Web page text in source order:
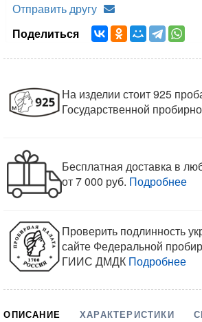
Отправить другу
Поделиться
На изделии стоит 925
Государственной
Бесплатная доставка в
от 7 000 руб. Подробнее
Проверить подлинность
сайте Федеральной
ГИИС ДМДК Подробнее
ОПИСАНИЕ ХАРАКТЕРИСТИКИ